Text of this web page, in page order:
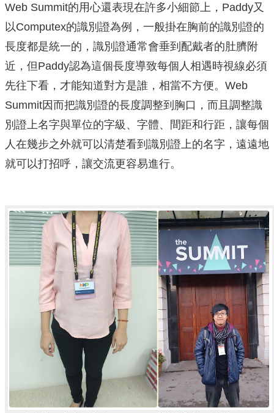
Web Summit的用心還表現在許多小細節上，Paddy又
以Computex的識別證為例，一般掛在胸前的識別證的
長度都是統一的，識別證通常會垂到配戴者的肚臍附
近，但Paddy認為這個長度導致每個人相遇時視線必須
先往下看，才能知道對方是誰，相當不方便。Web
Summit因而把識別證的長度調整到胸口，而且調整識
別證上名字與單位的字級、字體、間距和行距，讓每個
人在幾步之外就可以清楚看到識別證上的名字，遠遠地
就可以打招呼，讓交流更容易進行。